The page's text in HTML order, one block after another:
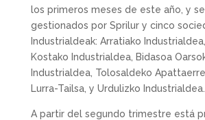
los primeros meses de este año, y
gestionados por Sprilur y cinco
Industrialdeak: Arratiako
Kostako Industrialdea, Bidasoa
Industrialdea, Tolosaldeko
Lurra-Tailsa, y Urdulizko Industrialdea.
A partir del segundo trimestre está